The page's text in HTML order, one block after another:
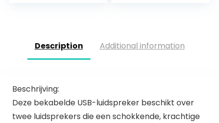
Description Additional information
Beschrijving:
Deze bekabelde USB-luidspreker beschikt over
twee luidsprekers die een schokkende, krachtige